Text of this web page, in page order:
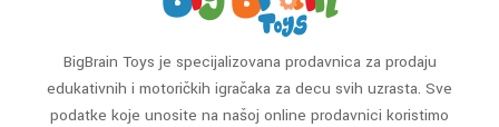
BigBrain Toys je specijalizovana prodavnica za prodaju
edukativnih i motoričkih igračaka za decu svih uzrasta. Sve
podatke koje unosite na našoj online prodavnici koristimo